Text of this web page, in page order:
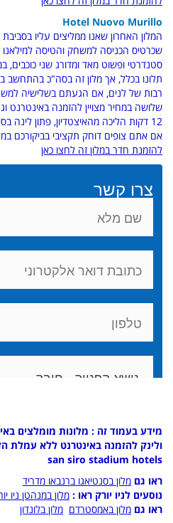
Hotel Nuovo Murillo
המלון האחרון שאנו ממליצים עליו בסביבת
שכרטיס הכניסה למשחק והטיסה
רבות של לנים, אם הגעתם בשלישיה
שלושה במחיר מצויין להזמנה באינטרנט
אם אתם צופים דוחק תקציבי בביקורכם
להזמנת חדר במלון זה לחצו כאן
מידע בעמוד זה : מלונות מומלצים
ולינק להזמנה באינטרנט ללא עמלת
san siro stadium hotels
ראו גם מלון בסנטיאגו ברנבאו מדריד
נוסעים לניו יורק ראו : מלון במנהטן ניו
ראו גם מלון באמסטרדם מלון בלונדון